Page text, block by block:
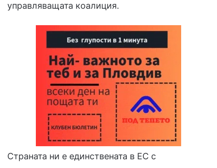
управляващата коалиция.
Страната ни е единствената в ЕС с